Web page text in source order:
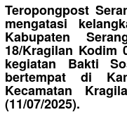
Teropongpost
mengatasi
Kabupaten
18/Kragilan Kodim
kegiatan Bakti
bertempat di
Kecamatan
(11/07/2025).